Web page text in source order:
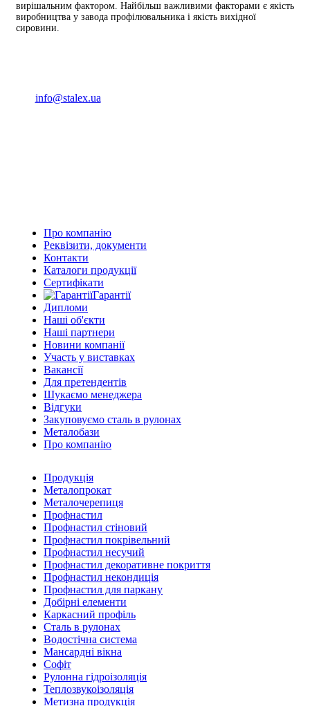
вирішальним фактором. Найбільш важливими факторами є якість
виробництва у завода профілювальника і якість вихідної
сировини.
info@stalex.ua
Про компанію
Реквізити, документи
Контакти
Каталоги продукції
Сертифікати
Гарантії
Дипломи
Наші об'єкти
Наші партнери
Новини компанії
Участь у виставках
Вакансії
Для претендентів
Шукаємо менеджера
Відгуки
Закуповуємо сталь в рулонах
Металобази
Про компанію
Продукція
Металопрокат
Металочерепиця
Профнастил
Профнастил стіновий
Профнастил покрівельний
Профнастил несучий
Профнастил декоративне покриття
Профнастил некондиція
Профнастил для паркану
Добірні елементи
Каркасний профіль
Сталь в рулонах
Водостічна система
Мансардні вікна
Софіт
Рулонна гідроізоляція
Теплозвукоізоляція
Метизна продукція